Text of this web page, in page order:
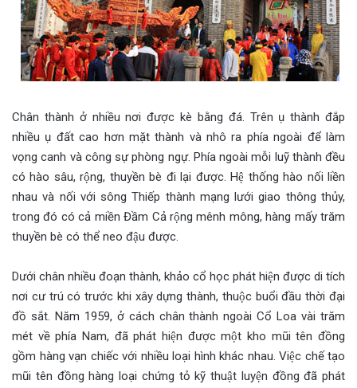
Chân thành ở nhiều nơi được kè bằng đá. Trên ụ thành đắp
nhiều ụ đất cao hơn mặt thành và nhô ra phía ngoài để làm
vọng canh và công sự phòng ngự. Phía ngoài mỗi luỹ thành đều
có hào sâu, rộng, thuyền bè đi lại được. Hệ thống hào nối liền
nhau và nối với sông Thiếp thành mạng lưới giao thông thủy,
trong đó có cả miền Đầm Cả rộng mênh mông, hàng mấy trăm
thuyền bè có thể neo đậu được.
Dưới chân nhiều đoạn thành, khảo cổ học phát hiện được di tích
nơi cư trú có trước khi xây dựng thành, thuộc buổi đầu thời đại
đồ sắt. Năm 1959, ở cách chân thành ngoài Cổ Loa vài trăm
mét về phía Nam, đã phát hiện được một kho mũi tên đồng
gồm hàng vạn chiếc với nhiều loại hình khác nhau. Việc chế tạo
mũi tên đồng hàng loại chứng tỏ kỹ thuật luyện đồng đã phát